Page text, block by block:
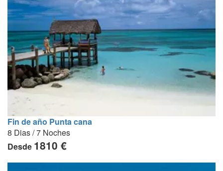
Fin de año Punta cana
8 Dias / 7 Noches
Desde 1810 €